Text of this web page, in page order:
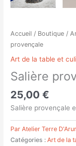
Accueil / Boutique /
provençale
Art de la table et
Salière
25,00€
Salière provençale
Par Atelier Terre
Catégories :Art de la